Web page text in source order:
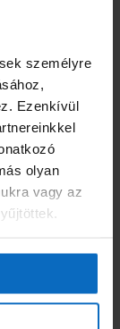
személyre
Ezenkívül
olyan
vagy az
szórással
impregnálásra.
H-100
nyomású (<200